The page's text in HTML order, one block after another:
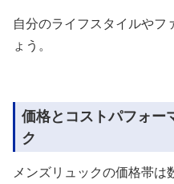
自分のライフスタイルやフ
ょう。
価格とコストパフォー
ク
メンズリュックの価格帯